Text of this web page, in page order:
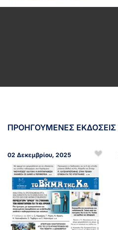
ΠΡΟΗΓΟΥΜΕΝΕΣ ΕΚΔΟΣΕΙΣ
02 Δεκεμβρίου, 2025